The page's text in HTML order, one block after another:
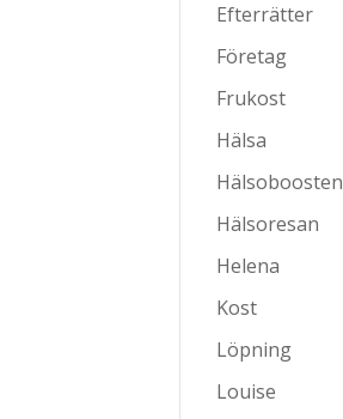
Efterrätter
Företag
Frukost
Hälsa
Hälsoboosten
Hälsoresan
Helena
Kost
Löpning
Louise